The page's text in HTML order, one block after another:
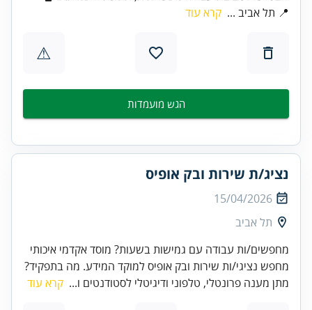
📍 תל אביב ... קרא עוד
⚠
הגש מועמדות
נציג/ת שירות ובק אופיס
15/04/2026
תל אביב
מחפשים/ות עבודה עם גמישות בשעות? מוסד אקדמי איכותי
מחפש נציגי/ות שירות ובק אופיס למוקד המידע. מה בתפקיד?
מתן מענה פרונטלי, טלפוני ודיגיטלי לסטודנטים ו... קרא עוד